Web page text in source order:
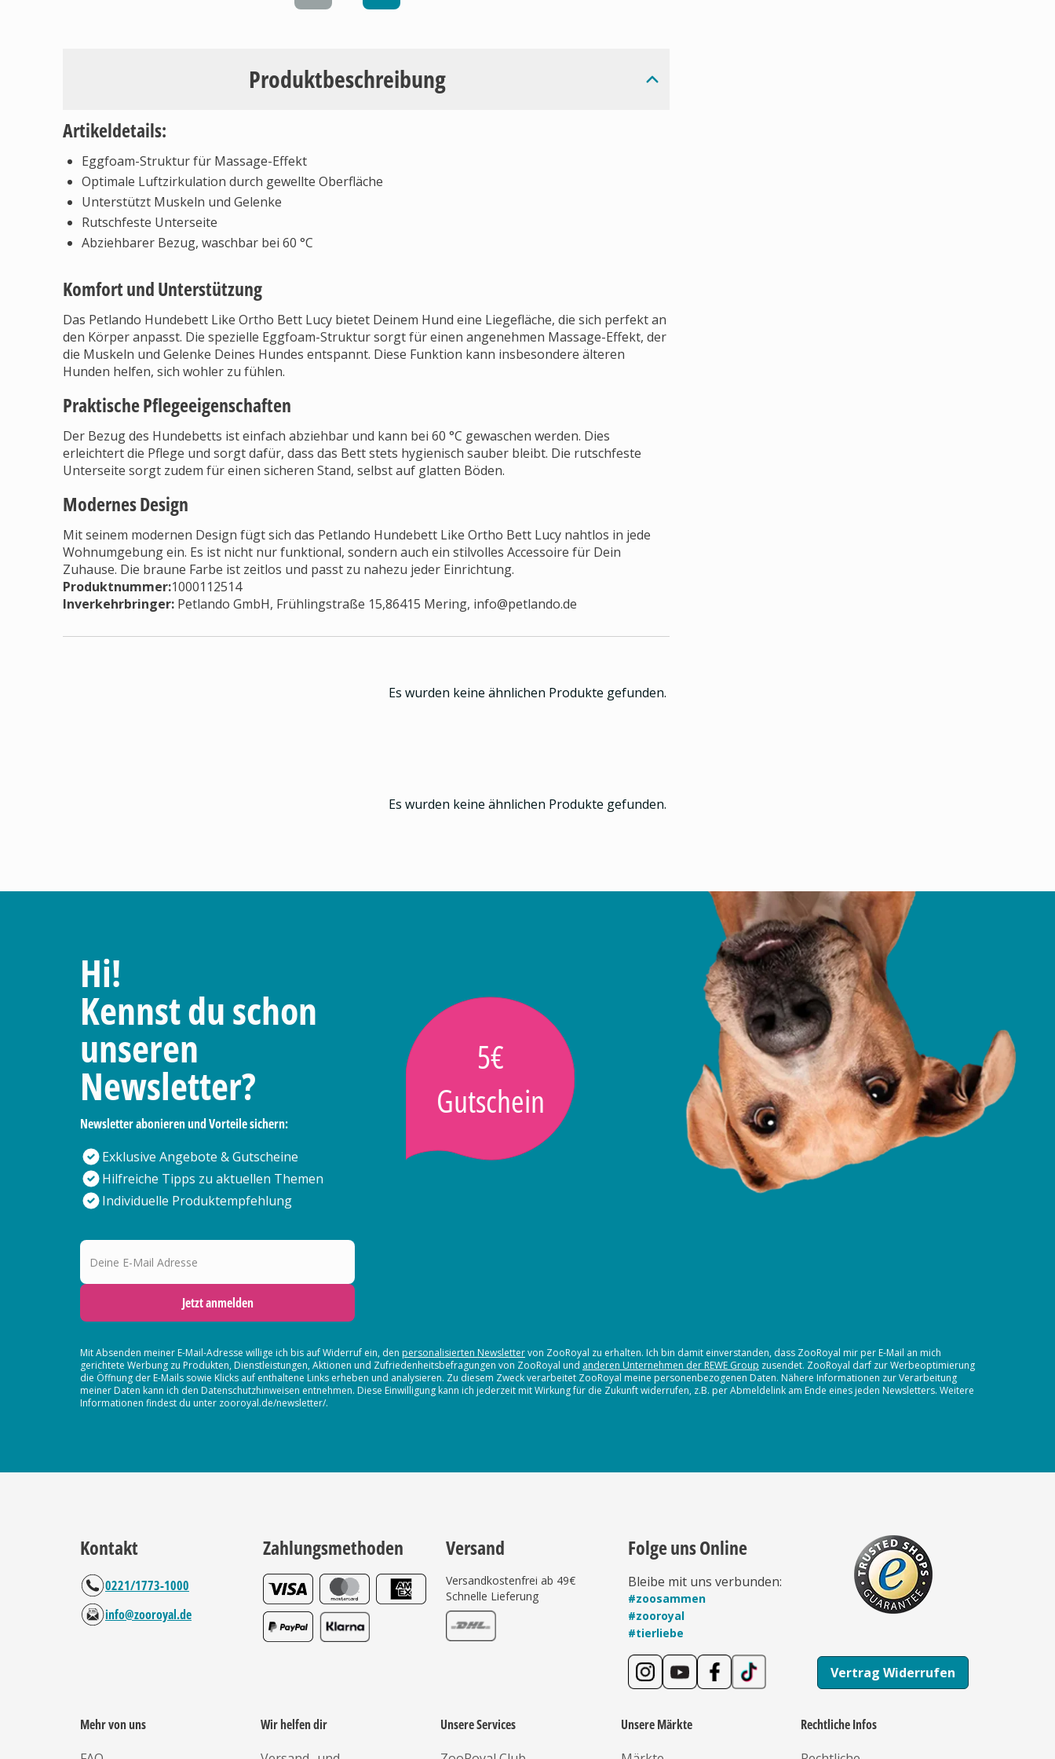
Produktbeschreibung
Artikeldetails:
Eggfoam-Struktur für Massage-Effekt
Optimale Luftzirkulation durch gewellte Oberfläche
Unterstützt Muskeln und Gelenke
Rutschfeste Unterseite
Abziehbarer Bezug, waschbar bei 60 °C
Komfort und Unterstützung
Das Petlando Hundebett Like Ortho Bett Lucy bietet Deinem Hund eine Liegefläche, die sich perfekt an
den Körper anpasst. Die spezielle Eggfoam-Struktur sorgt für einen angenehmen Massage-Effekt, der
die Muskeln und Gelenke Deines Hundes entspannt. Diese Funktion kann insbesondere älteren
Hunden helfen, sich wohler zu fühlen.
Praktische Pflegeeigenschaften
Der Bezug des Hundebetts ist einfach abziehbar und kann bei 60 °C gewaschen werden. Dies
erleichtert die Pflege und sorgt dafür, dass das Bett stets hygienisch sauber bleibt. Die rutschfeste
Unterseite sorgt zudem für einen sicheren Stand, selbst auf glatten Böden.
Modernes Design
Mit seinem modernen Design fügt sich das Petlando Hundebett Like Ortho Bett Lucy nahtlos in jede
Wohnumgebung ein. Es ist nicht nur funktional, sondern auch ein stilvolles Accessoire für Dein
Zuhause. Die braune Farbe ist zeitlos und passt zu nahezu jeder Einrichtung.
Produktnummer:1000112514
Inverkehrbringer: Petlando GmbH, Frühlingstraße 15,86415 Mering, info@petlando.de
Es wurden keine ähnlichen Produkte gefunden.
Es wurden keine ähnlichen Produkte gefunden.
Hi!
Kennst du schon
unseren
Newsletter?
Newsletter abonieren und Vorteile sichern:
Exklusive Angebote & Gutscheine
Hilfreiche Tipps zu aktuellen Themen
Individuelle Produktempfehlung
5€
Gutschein
Deine E-Mail Adresse
Jetzt anmelden
Mit Absenden meiner E-Mail-Adresse willige ich bis auf Widerruf ein, den personalisierten Newslettervon ZooRoyal zu erhalten. Ich bin damit einverstanden, dass ZooRoyal mir per E-Mail an mich
gerichtete Werbung zu Produkten, Dienstleistungen, Aktionen und Zufriedenheitsbefragungen von ZooRoyal und anderen Unternehmen der REWE Group zusendet. ZooRoyal darf zur Werbeoptimierung
die Öffnung der E-Mails sowie Klicks auf enthaltene Links erheben und analysieren. Zu diesem Zweck verarbeitet ZooRoyal meine personenbezogenen Daten. Nähere Informationen zur Verarbeitung
meiner Daten kann ich den Datenschutzhinweisen entnehmen. Diese Einwilligung kann ich jederzeit mit Wirkung für die Zukunft widerrufen, z.B. per Abmeldelink am Ende eines jeden Newsletters. Weitere
Informationen findest du unter zooroyal.de/newsletter/.
Kontakt
0221/1773-1000
info@zooroyal.de
Zahlungsmethoden Versand
Versandkostenfrei ab 49€
Schnelle Lieferung
Folge uns Online
Bleibe mit uns verbunden:
#zoosammen
#zooroyal
#tierliebe
Vertrag Widerrufen
Mehr von uns
Wir helfen dir
Unsere Services
Unsere Märkte
Rechtliche Infos